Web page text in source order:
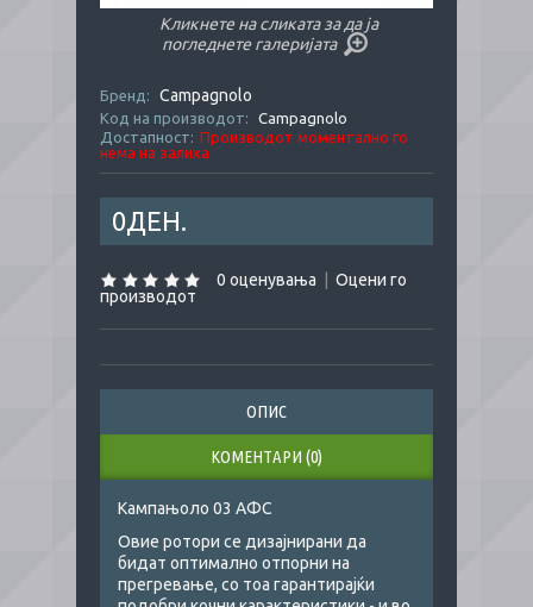
Кликнете на сликата за да ја
погледнете галеријата
Бренд: Campagnolo
Код на производот:
Campagnolo
Достапност: Производот моментално го
нема на залиха
0ДЕН.
0 оценувања
Оцени го
производот
ОПИС
КОМЕНТАРИ (0)
Кампањоло 03 АФС
Овие ротори се дизајнирани да
бидат оптимално отпорни на
прегревање, со тоа гарантирајќи